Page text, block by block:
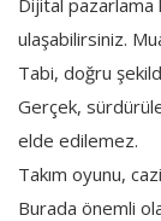
ulaşabilirsiniz.
Tabi, doğru
Gerçek,
elde edilemez.
Takım oyunu,
Burada önemli